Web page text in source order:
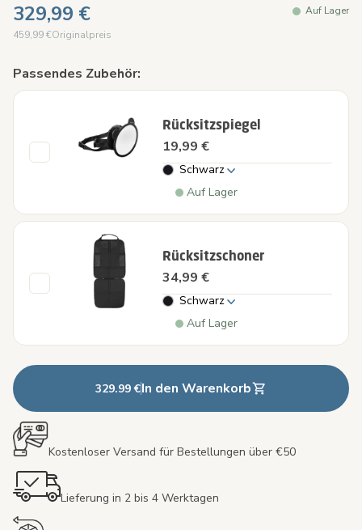
329,99 €
459,99 €Originalpreis
Auf Lager
Passendes Zubehör:
Rücksitzspiegel
19,99 €
Schwarz
Auf Lager
Rücksitzschoner
34,99 €
Schwarz
Auf Lager
329.99 €In den Warenkorb
Kostenloser Versand für Bestellungen über €50
Lieferung in 2 bis 4 Werktagen